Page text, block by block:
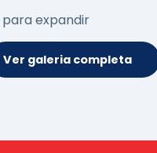
para expandir
Ver galeria completa